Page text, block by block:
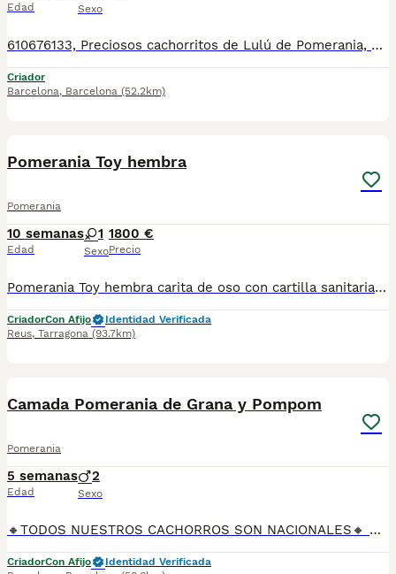
Edad Sexo
610676133, Preciosos cachorritos de Lulú de Pomerania, de tamaño pequeñito, varios colores disponibles, con mucha calidad de pelo, muy bien cuidados, tienen dos meses de edad, se entregan revisados por nuestro veterinario, vacunados, desparasitados, con su cartilla veterinaria, microchip y garantía sanitaria por escrito vírica y genética. Tienen un carácter excelente, muy buenos y cariñosos, ideales para compañía, se pueden ver sin compromiso. Para más información 610676133
Criador
Barcelona, Barcelona (52.2km)
Pomerania Toy hembra
Pomerania
10 semanas
Edad
1
Sexo
1800 €
Precio
Pomerania Toy hembra carita de oso con cartilla sanitaria vacuna chip desparasitación con garantía víricas y congenitas
CriadorCon Afijo
Identidad Verificada
Reus, Tarragona (93.7km)
Camada Pomerania de Grana y Pompom
Pomerania
5 semanas
Edad
2
Sexo
🔸TODOS NUESTROS CACHORROS SON NACIONALES🔸 Se entregan con sus vacunas, desparasitaciones internas y externas, microchip y su registro, cartilla sanitaria, contrato de garantías, toda su documentación legal y factura. ✅ Somos un criadero familiar autorizado y certificado por la Generalitat de Catalunya bajo el número de Núcleo Zoológico G25/00314. 💙 Con más de 30 años promoviendo la cría responsable. PARA MÁS INFORMACIÓN: ☎️ TIENDA 933095977 📱 CRIADERO 685878504 📱 WHATSAPP 674320847 🐶 Puedes conocer a los cachorros en persona (cita previa) 💻 Fotos y vídeos www.aquanatura.es 🚙 Hacemos envíos 💰 Financiamos 📌 Calle Roger de Flor 45, muy cerca del Arc de Triomf de Barcelona, de Lunes a Sábados.
CriadorCon Afijo
Identidad Verificada